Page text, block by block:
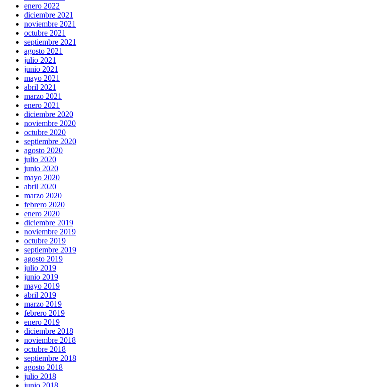
enero 2022
diciembre 2021
noviembre 2021
octubre 2021
septiembre 2021
agosto 2021
julio 2021
junio 2021
mayo 2021
abril 2021
marzo 2021
enero 2021
diciembre 2020
noviembre 2020
octubre 2020
septiembre 2020
agosto 2020
julio 2020
junio 2020
mayo 2020
abril 2020
marzo 2020
febrero 2020
enero 2020
diciembre 2019
noviembre 2019
octubre 2019
septiembre 2019
agosto 2019
julio 2019
junio 2019
mayo 2019
abril 2019
marzo 2019
febrero 2019
enero 2019
diciembre 2018
noviembre 2018
octubre 2018
septiembre 2018
agosto 2018
julio 2018
junio 2018